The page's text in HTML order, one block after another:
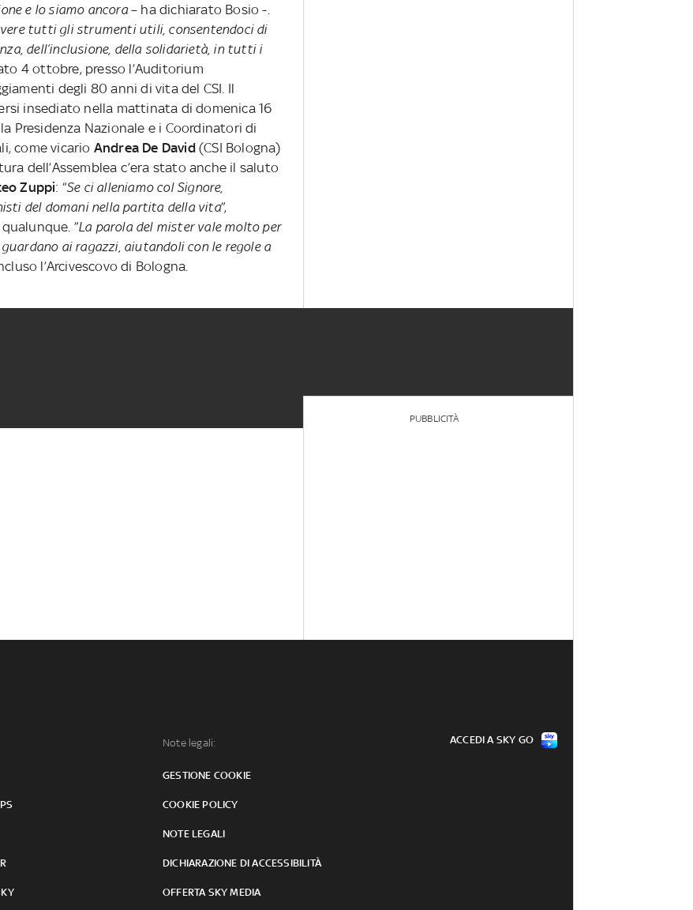
e lo siamo ancora– ha dichiarato Bosio -.
tutti gli strumenti utili, consentendoci di
dell’inclusione, della solidarietà, in tutti i
4 ottobre, presso l’Auditorium
degli 80 anni di vita del CSI. Il
insediato nella mattinata di domenica 16
Presidenza Nazionale e i Coordinatori di
come vicario Andrea De David(CSI Bologna)
dell’Assemblea c’era stato anche il saluto
Zuppi: “Se ci alleniamo col Signore,
del domani nella partita della vita”,
”La parola del mister vale molto per
ai ragazzi, aiutandoli con le regole a
l’Arcivescovo di Bologna.
PUBBLICITÀ
Note legali:
GESTIONE COOKIE
COOKIE POLICY
NOTE LEGALI
DICHIARAZIONE DI ACCESSIBILITÀ
OFFERTA SKY MEDIA
ACCEDI A SKY GO